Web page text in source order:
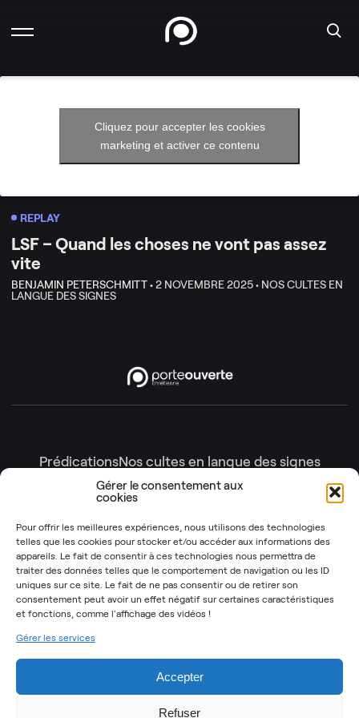
Gérer le consentement aux
cookies
Pour offrir les meilleures expériences, nous utilisons des technologies
telles que les cookies pour stocker et/ou accéder aux informations des
appareils. Le fait de consentir à ces technologies nous permettra de
traiter des données telles que le comportement de navigation ou les ID
uniques sur ce site. Le fait de ne pas consentir ou de retirer son
consentement peut avoir un effet négatif sur certaines caractéristiques
et fonctions, comme l'affichage des vidéos !
Gérer les services
Accepter
Refuser
Cliquez pour accepter les cookies
marketing et activer ce contenu
REPLAY
LSF – Quand les choses ne vont pas assez
vite
BENJAMIN PETERSCHMITT •2 NOVEMBRE 2025 • NOS CULTES EN
LANGUE DES SIGNES
PrédicationsNos cultes en langue des signes
Nos cultes en intégralité
Génération enfants
Les Instants Post-It
Nos émissions
OSYR – Dernière saison
OSYR – Autres saisons
Notre Rendez-Vous
T’as 2 minutes
Politique de cookies (UE)